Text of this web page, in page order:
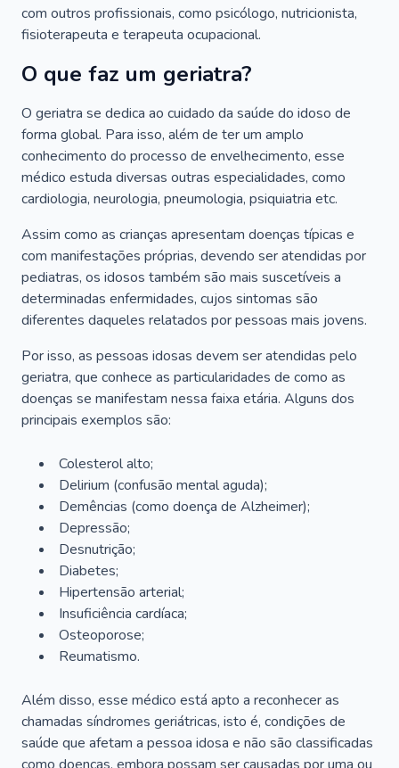
com outros profissionais, como psicólogo, nutricionista,
fisioterapeuta e terapeuta ocupacional.
O que faz um geriatra?
O geriatra se dedica ao cuidado da saúde do idoso de
forma global. Para isso, além de ter um amplo
conhecimento do processo de envelhecimento, esse
médico estuda diversas outras especialidades, como
cardiologia, neurologia, pneumologia, psiquiatria etc.
Assim como as crianças apresentam doenças típicas e
com manifestações próprias, devendo ser atendidas por
pediatras, os idosos também são mais suscetíveis a
determinadas enfermidades, cujos sintomas são
diferentes daqueles relatados por pessoas mais jovens.
Por isso, as pessoas idosas devem ser atendidas pelo
geriatra, que conhece as particularidades de como as
doenças se manifestam nessa faixa etária. Alguns dos
principais exemplos são:
Colesterol alto;
Delirium (confusão mental aguda);
Demências (como doença de Alzheimer);
Depressão;
Desnutrição;
Diabetes;
Hipertensão arterial;
Insuficiência cardíaca;
Osteoporose;
Reumatismo.
Além disso, esse médico está apto a reconhecer as
chamadas síndromes geriátricas, isto é, condições de
saúde que afetam a pessoa idosa e não são classificadas